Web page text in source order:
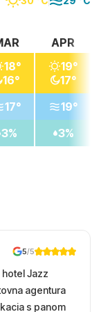
18°
16°
17°
3%
APR
19°
17°
19°
3%
5/5
Jazz
agentura
s panom